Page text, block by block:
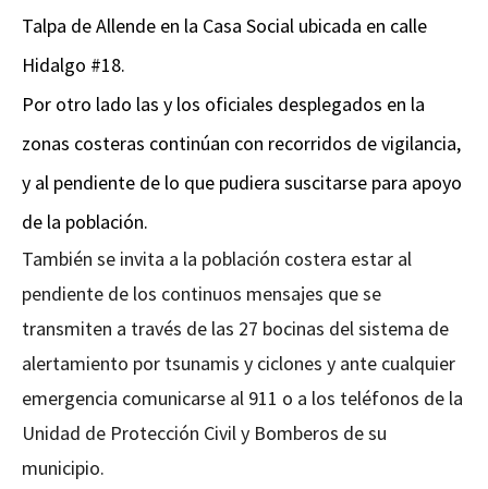
Talpa de Allende en la Casa Social ubicada en calle
Hidalgo #18.
Por otro lado las y los oficiales desplegados en la
zonas costeras continúan con recorridos de vigilancia,
y al pendiente de lo que pudiera suscitarse para apoyo
de la población.
También se invita a la población costera estar al
pendiente de los continuos mensajes que se
transmiten a través de las 27 bocinas del sistema de
alertamiento por tsunamis y ciclones y ante cualquier
emergencia comunicarse al 911 o a los teléfonos de la
Unidad de Protección Civil y Bomberos de su
municipio.